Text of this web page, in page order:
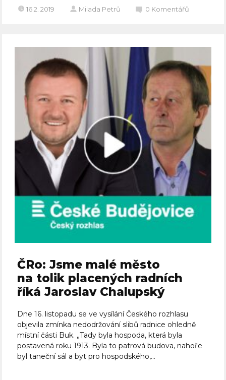
16.2. 2019 Milada Petrů 0 Komentářů
ČRo: Jsme malé město
na tolik placených radních
říká Jaroslav Chalupský
Dne 16. listopadu se ve vysílání Českého rozhlasu
objevila zmínka nedodržování slibů radnice ohledně
místní části Buk. „Tady byla hospoda, která byla
postavená roku 1913. Byla to patrová budova, nahoře
byl taneční sál a byt pro hospodského,...